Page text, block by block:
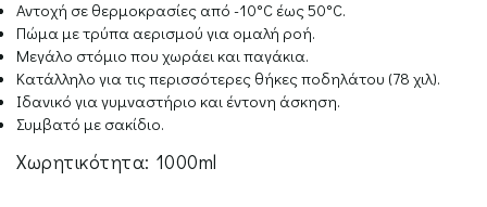
Αντοχή σε θερμοκρασίες από -10°C έως 50°C.
Πώμα με τρύπα αερισμού για ομαλή ροή.
Μεγάλο στόμιο που χωράει και παγάκια.
Κατάλληλο για τις περισσότερες θήκες ποδηλάτου (78 χιλ).
Ιδανικό για γυμναστήριο και έντονη άσκηση.
Συμβατό με σακίδιο.
Χωρητικότητα: 1000ml